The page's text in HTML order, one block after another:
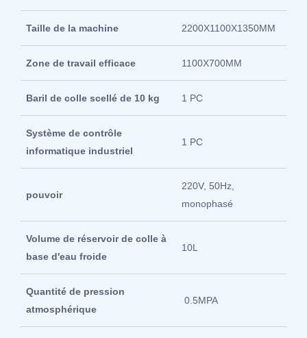
Taille de la machine 2200X1100X1350MM
Zone de travail efficace 1100X700MM
Baril de colle scellé de 10 kg 1 PC
Système de contrôle
informatique industriel
1 PC
pouvoir
220V, 50Hz,
monophasé
Volume de réservoir de colle à
base d'eau froide
10L
Quantité de pression
atmosphérique
0.5MPA